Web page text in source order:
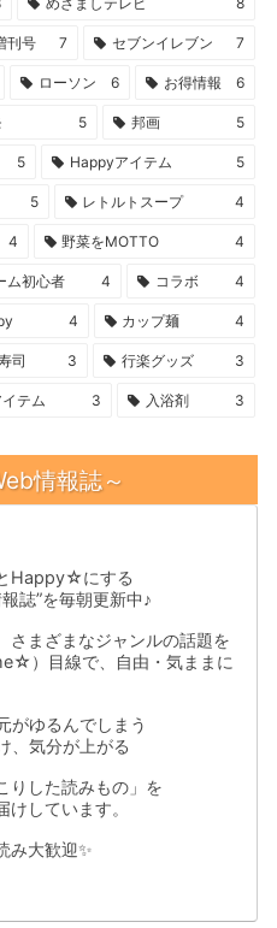
刊号 7 セブンイレブン 7
ローソン 6 お得情報 6
5 邦画 5
5 Happyアイテム 5
5 レトルトスープ 4
4 野菜をMOTTO 4
ム初心者 4 コラボ 4
4 カップ麺 4
司 3 行楽グッズ 3
テム 3 入浴剤 3
情報誌～
Happy☆にする
誌”を毎朝更新中♪
さまざまなジャンルの話題を
）目線で、自由・気ままに
がゆるんでしまう
、気分が上がる
りした読みもの」を
けしています。
み大歓迎✨️